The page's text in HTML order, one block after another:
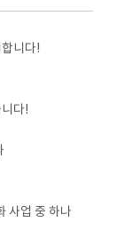
니다!
다!
사업 중 하나